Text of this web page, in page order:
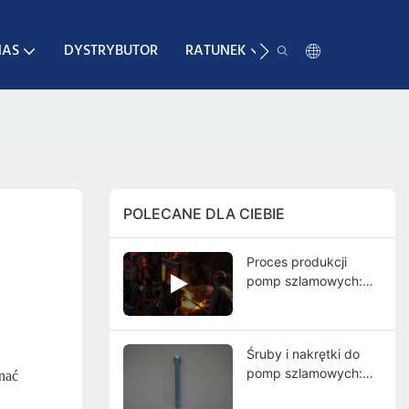
DYSTRYBUTOR RATUNEK KONTAKT
POLECANE DLA CIEBIE
Proces produkcji
pomp szlamowych:
końcowych testów
Śruby i nakrętki do
pomp szlamowych: